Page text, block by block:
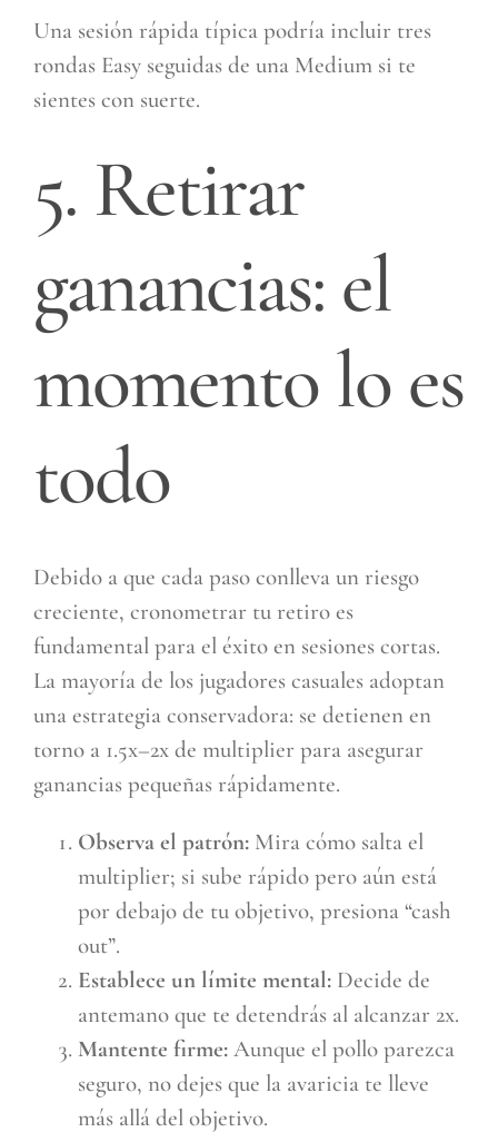
Una sesión rápida típica podría incluir tres
rondas Easy seguidas de una Medium si te
sientes con suerte.
5. Retirar
ganancias: el
momento lo es
todo
Debido a que cada paso conlleva un riesgo
creciente, cronometrar tu retiro es
fundamental para el éxito en sesiones cortas.
La mayoría de los jugadores casuales adoptan
una estrategia conservadora: se detienen en
torno a 1.5x–2x de multiplier para asegurar
ganancias pequeñas rápidamente.
Observa el patrón: Mira cómo salta el
multiplier; si sube rápido pero aún está
por debajo de tu objetivo, presiona “cash
out”.
Establece un límite mental: Decide de
antemano que te detendrás al alcanzar 2x.
Mantente firme: Aunque el pollo parezca
seguro, no dejes que la avaricia te lleve
más allá del objetivo.